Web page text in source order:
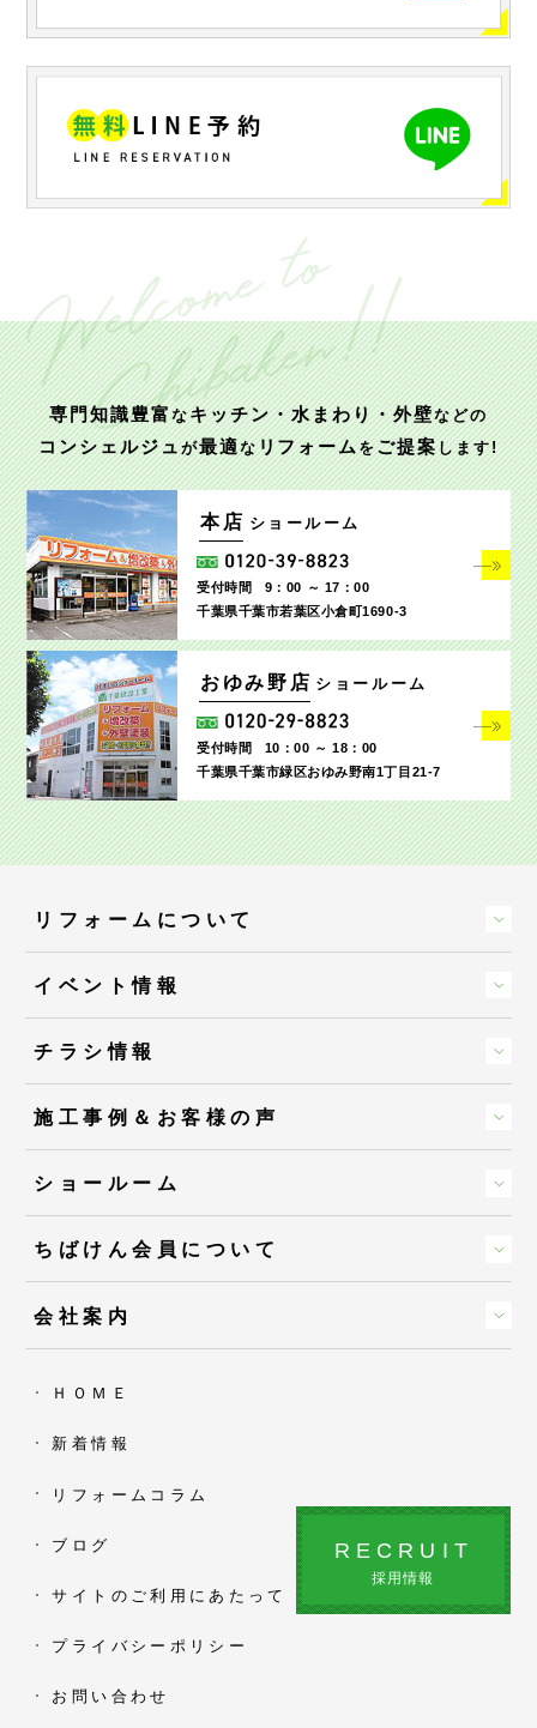
専門知識豊富なキッチン・水まわり・外壁などの
コンシェルジュが最適なリフォームをご提案します!
本店 ショールーム
受付時間
9：00 ～ 17：00
千葉県千葉市若葉区小倉町1690‐3
おゆみ野店 ショールーム
受付時間
10：00 ～ 18：00
千葉県千葉市緑区おゆみ野南1丁目21-7
リフォームについて
イベント情報
チラシ情報
施工事例＆お客様の声
ショールーム
ちばけん会員について
会社案内
ＨＯＭＥ
新着情報
リフォームコラム
ブログ
サイトのご利用にあたって
プライバシーポリシー
お問い合わせ
RECRUIT
採用情報